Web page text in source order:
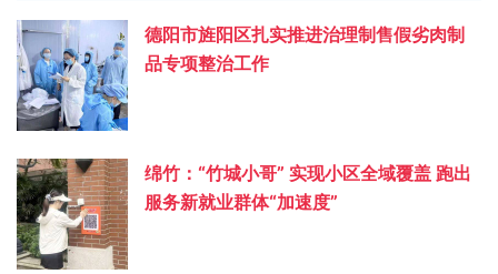
德阳市旌阳区扎实推进治理制售假劣肉制
品专项整治工作
绵竹：“竹城小哥” 实现小区全域覆盖 跑出
服务新就业群体“加速度”